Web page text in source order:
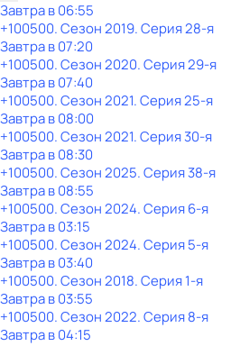
Завтра в 06:55
+100500. Сезон 2019. Серия 28-я
Завтра в 07:20
+100500. Сезон 2020. Серия 29-я
Завтра в 07:40
+100500. Сезон 2021. Серия 25-я
Завтра в 08:00
+100500. Сезон 2021. Серия 30-я
Завтра в 08:30
+100500. Сезон 2025. Серия 38-я
Завтра в 08:55
+100500. Сезон 2024. Серия 6-я
Завтра в 03:15
+100500. Сезон 2024. Серия 5-я
Завтра в 03:40
+100500. Сезон 2018. Серия 1-я
Завтра в 03:55
+100500. Сезон 2022. Серия 8-я
Завтра в 04:15